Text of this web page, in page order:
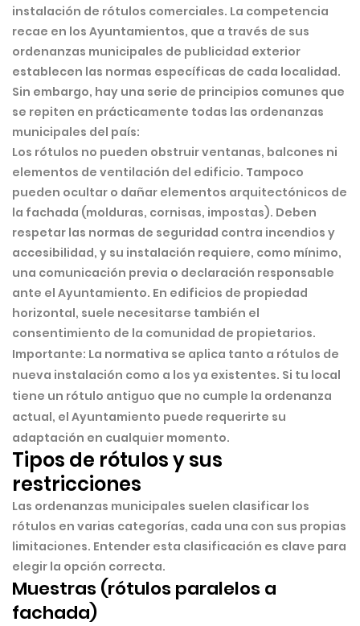
instalación de rótulos comerciales. La competencia
recae en los Ayuntamientos, que a través de sus
ordenanzas municipales de publicidad exterior
establecen las normas específicas de cada localidad.
Sin embargo, hay una serie de principios comunes que
se repiten en prácticamente todas las ordenanzas
municipales del país:
Los rótulos no pueden obstruir ventanas, balcones ni
elementos de ventilación del edificio. Tampoco
pueden ocultar o dañar elementos arquitectónicos de
la fachada (molduras, cornisas, impostas). Deben
respetar las normas de seguridad contra incendios y
accesibilidad, y su instalación requiere, como mínimo,
una comunicación previa o declaración responsable
ante el Ayuntamiento. En edificios de propiedad
horizontal, suele necesitarse también el
consentimiento de la comunidad de propietarios.
Importante: La normativa se aplica tanto a rótulos de
nueva instalación como a los ya existentes. Si tu local
tiene un rótulo antiguo que no cumple la ordenanza
actual, el Ayuntamiento puede requerirte su
adaptación en cualquier momento.
Tipos de rótulos y sus
restricciones
Las ordenanzas municipales suelen clasificar los
rótulos en varias categorías, cada una con sus propias
limitaciones. Entender esta clasificación es clave para
elegir la opción correcta.
Muestras (rótulos paralelos a
fachada)